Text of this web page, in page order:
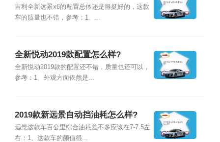
吉利全新远景x6的配置总体还是得挺好的，这款
车的质量也不错，参考：1、...
全新悦动2019款配置怎么样?
全新悦动2019款的配置还不错，质量也还可以，
参考：1、外观方面依然是...
2019款新远景自动挡油耗怎么样?
远景这款车百公里综合油耗差不多应该在7-7.5左
右：1、这款车的颜值很...